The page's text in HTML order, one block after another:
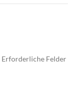
Erforderliche Felder